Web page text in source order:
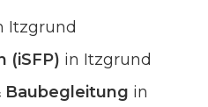
Itzgrund
(iSFP) in Itzgrund
Baubegleitung in